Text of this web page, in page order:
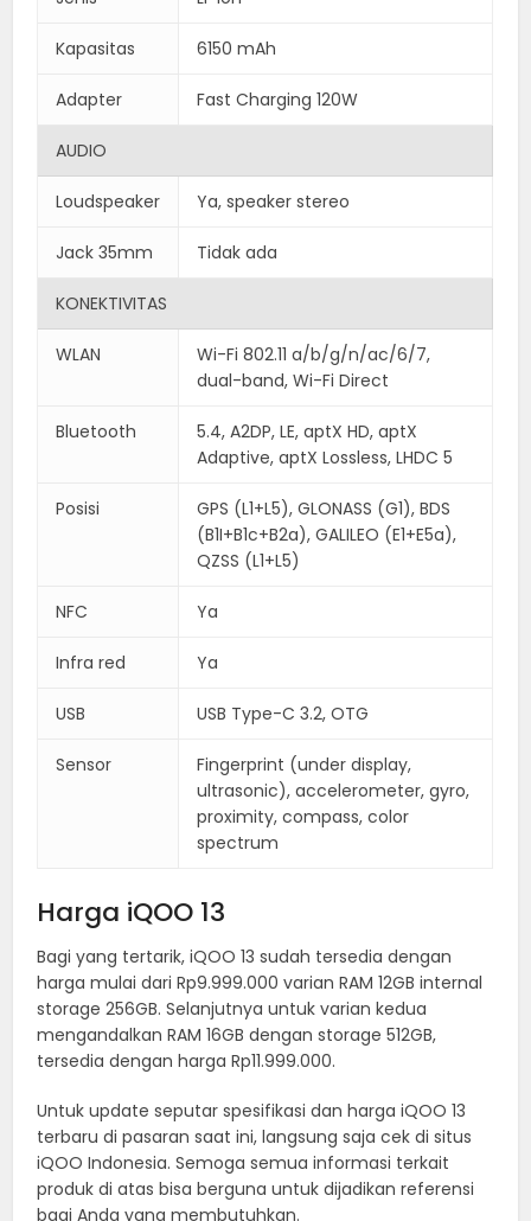
Kapasitas 6150 mAh
Adapter Fast Charging 120W
AUDIO
Loudspeaker Ya, speaker stereo
Jack 35mm Tidak ada
KONEKTIVITAS
WLAN
Wi-Fi 802.11 a/b/g/n/ac/6/7,
dual-band, Wi-Fi Direct
Bluetooth
5.4, A2DP, LE, aptX HD, aptX
Adaptive, aptX Lossless, LHDC 5
Posisi
GPS (L1+L5), GLONASS (G1), BDS
(B1I+B1c+B2a), GALILEO (E1+E5a),
QZSS (L1+L5)
NFC Ya
Infra red Ya
USB USB Type-C 3.2, OTG
Sensor
Fingerprint (under display,
ultrasonic), accelerometer, gyro,
proximity, compass, color
spectrum
Harga iQOO 13
Bagi yang tertarik, iQOO 13 sudah tersedia dengan
harga mulai dari Rp9.999.000 varian RAM 12GB internal
storage 256GB. Selanjutnya untuk varian kedua
mengandalkan RAM 16GB dengan storage 512GB,
tersedia dengan harga Rp11.999.000.
Untuk update seputar spesifikasi dan harga iQOO 13
terbaru di pasaran saat ini, langsung saja cek di situs
iQOO Indonesia. Semoga semua informasi terkait
produk di atas bisa berguna untuk dijadikan referensi
bagi Anda yang membutuhkan.